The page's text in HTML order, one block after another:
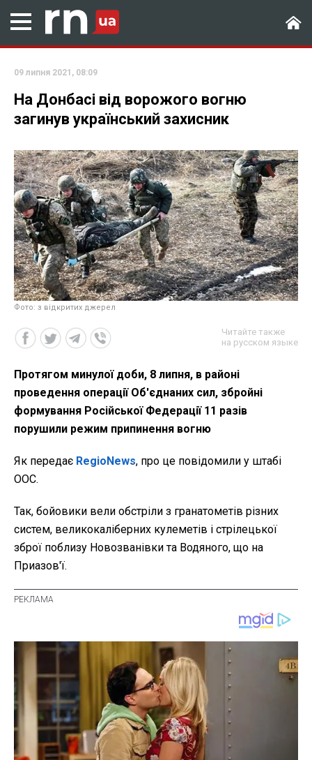
09 липня 2021, 08:09
На Донбасі від ворожого вогню
загинув український захисник
Фото: з відкритих джерел
Читайте также
на русском языке
Протягом минулої доби, 8 липня, в районі
проведення операції Об'єднаних сил, збройні
формування Російської Федерації 11 разів
порушили режим припинення вогню
Як передає RegioNews, про це повідомили у штабі
ООС.
Так, бойовики вели обстріли з гранатометів різних
систем, великокаліберних кулеметів і стрілецької
зброї поблизу Новозванівки та Водяного, що на
Приазов'ї.